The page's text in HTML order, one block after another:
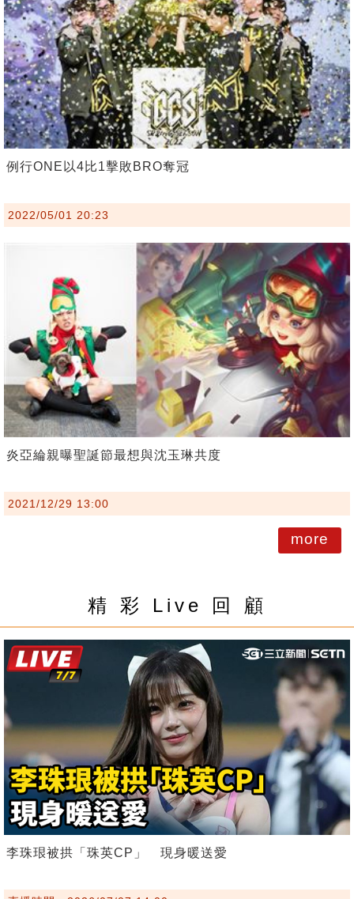
例行ONE以4比1擊敗BRO奪冠
2022/05/01 20:23
炎亞綸親曝聖誕節最想與沈玉琳共度
2021/12/29 13:00
more
精 彩 Live 回 顧
李珠珢被拱「珠英CP」 現身暖送愛